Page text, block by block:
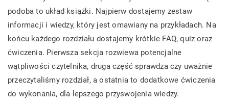
podoba to układ książki. Najpierw dostajemy zestaw
informacji i wiedzy, który jest omawiany na przykładach. Na
końcu każdego rozdziału dostajemy krótkie FAQ, quiz oraz
ćwiczenia. Pierwsza sekcja rozwiewa potencjalne
wątpliwości czytelnika, druga część sprawdza czy uważnie
przeczytaliśmy rozdział, a ostatnia to dodatkowe ćwiczenia
do wykonania, dla lepszego przyswojenia wiedzy.